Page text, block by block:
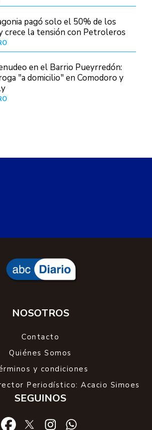
pagó solo el 50% de los
crece la tensión con Petroleros
en el Barrio Pueyrredón:
"a domicilio" en Comodoro y
NOSOTROS
Contacto
Quiénes Somos
y condiciones
Periodístico: Acacio Simoes
SEGUINOS